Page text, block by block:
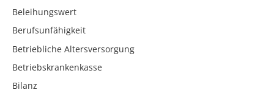
Beleihungswert
Berufsunfähigkeit
Betriebliche Altersversorgung
Betriebskrankenkasse
Bilanz